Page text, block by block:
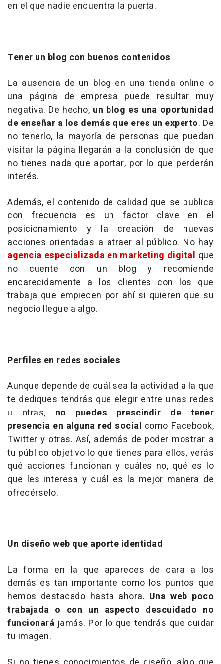
en el que nadie encuentra la puerta.
Tener un blog con buenos contenidos
La ausencia de un blog en una tienda online o
una página de empresa puede resultar muy
negativa. De hecho, un blog es una oportunidad
de enseñar a los demás que eres un experto. De
no tenerlo, la mayoría de personas que puedan
visitar la página llegarán a la conclusión de que
no tienes nada que aportar, por lo que perderán
interés.
Además, el contenido de calidad que se publica
con frecuencia es un factor clave en el
posicionamiento y la creación de nuevas
acciones orientadas a atraer al público. No hay
agencia especializada en marketing digital que
no cuente con un blog y recomiende
encarecidamente a los clientes con los que
trabaja que empiecen por ahí si quieren que su
negocio llegue a algo.
Perfiles en redes sociales
Aunque depende de cuál sea la actividad a la que
te dediques tendrás que elegir entre unas redes
u otras, no puedes prescindir de tener
presencia en alguna red social como Facebook,
Twitter y otras. Así, además de poder mostrar a
tu público objetivo lo que tienes para ellos, verás
qué acciones funcionan y cuáles no, qué es lo
que les interesa y cuál es la mejor manera de
ofrecérselo.
Un diseño web que aporte identidad
La forma en la que apareces de cara a los
demás es tan importante como los puntos que
hemos destacado hasta ahora. Una web poco
trabajada o con un aspecto descuidado no
funcionará jamás. Por lo que tendrás que cuidar
tu imagen.